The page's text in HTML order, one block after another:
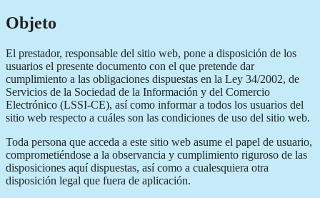
Objeto
El prestador, responsable del sitio web, pone a disposición de los
usuarios el presente documento con el que pretende dar
cumplimiento a las obligaciones dispuestas en la Ley 34/2002, de
Servicios de la Sociedad de la Información y del Comercio
Electrónico (LSSI-CE), así como informar a todos los usuarios del
sitio web respecto a cuáles son las condiciones de uso del sitio web.
Toda persona que acceda a este sitio web asume el papel de usuario,
comprometiéndose a la observancia y cumplimiento riguroso de las
disposiciones aquí dispuestas, así como a cualesquiera otra
disposición legal que fuera de aplicación.